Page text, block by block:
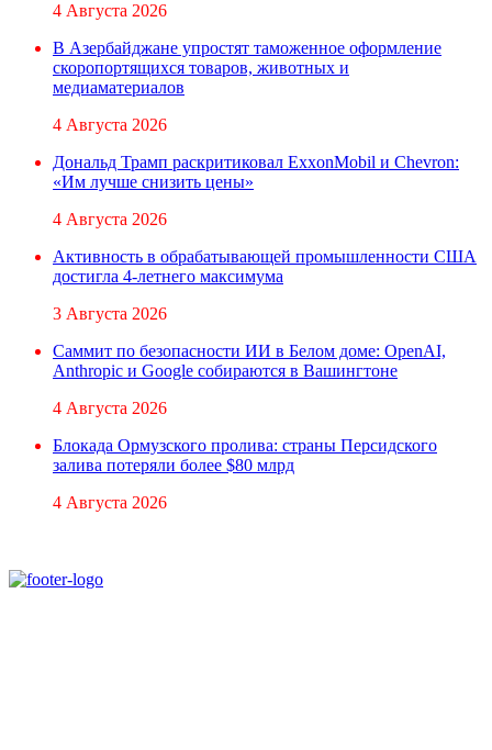
4 Августа 2026
В Азербайджане упростят таможенное оформление
скоропортящихся товаров, животных и
медиаматериалов
4 Августа 2026
Дональд Трамп раскритиковал ExxonMobil и Chevron:
«Им лучше снизить цены»
4 Августа 2026
Активность в обрабатывающей промышленности США
достигла 4-летнего максимума
3 Августа 2026
Саммит по безопасности ИИ в Белом доме: OpenAI,
Anthropic и Google собираются в Вашингтоне
4 Августа 2026
Блокада Ормузского пролива: страны Персидского
залива потеряли более $80 млрд
4 Августа 2026